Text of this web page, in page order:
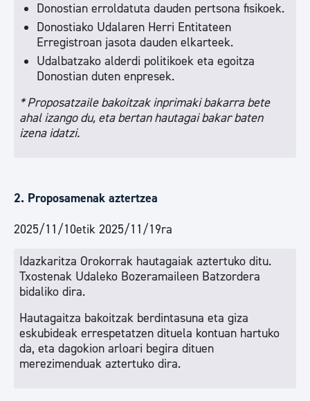
Donostian erroldatuta dauden pertsona fisikoek.
Donostiako Udalaren Herri Entitateen
Erregistroan jasota dauden elkarteek.
Udalbatzako alderdi politikoek eta egoitza
Donostian duten enpresek.
* Proposatzaile bakoitzak inprimaki bakarra bete
ahal izango du, eta bertan hautagai bakar baten
izena idatzi.
2. Proposamenak aztertzea
2025/11/10etik 2025/11/19ra
Idazkaritza Orokorrak hautagaiak aztertuko ditu.
Txostenak Udaleko Bozeramaileen Batzordera
bidaliko dira.
Hautagaitza bakoitzak berdintasuna eta giza
eskubideak errespetatzen dituela kontuan hartuko
da, eta dagokion arloari begira dituen
merezimenduak aztertuko dira.